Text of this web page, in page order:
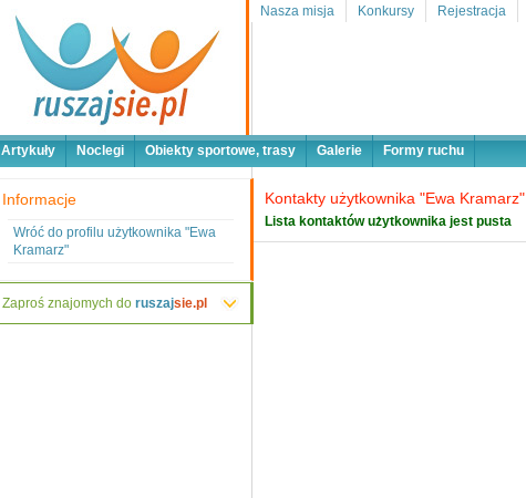
Nasza misja Konkursy Rejestracja
Artykuły
Noclegi Obiekty sportowe, trasy Galerie Formy ruchu
Informacje
Wróć do profilu użytkownika "Ewa
Kramarz"
Zaproś znajomych do ruszajsie.pl
Kontakty użytkownika "Ewa Kramarz"
Lista kontaktów użytkownika jest pusta